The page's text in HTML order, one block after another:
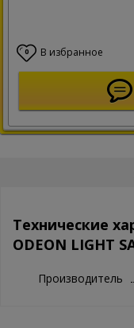
0 В избранное
Технические
ODEON LIGHT
Производитель